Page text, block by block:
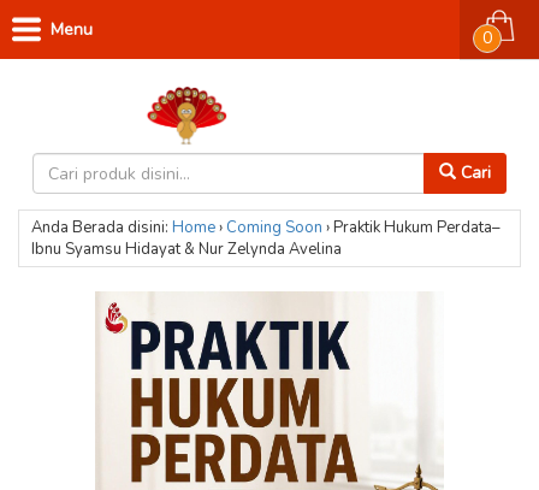
Cari
0
Menu
Anda Berada disini: Home› Coming Soon ›Praktik Hukum Perdata–
Ibnu Syamsu Hidayat & Nur Zelynda Avelina